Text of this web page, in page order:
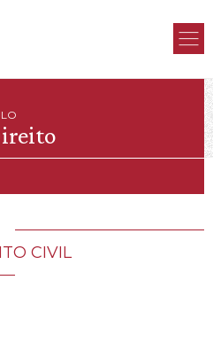
CIVIL